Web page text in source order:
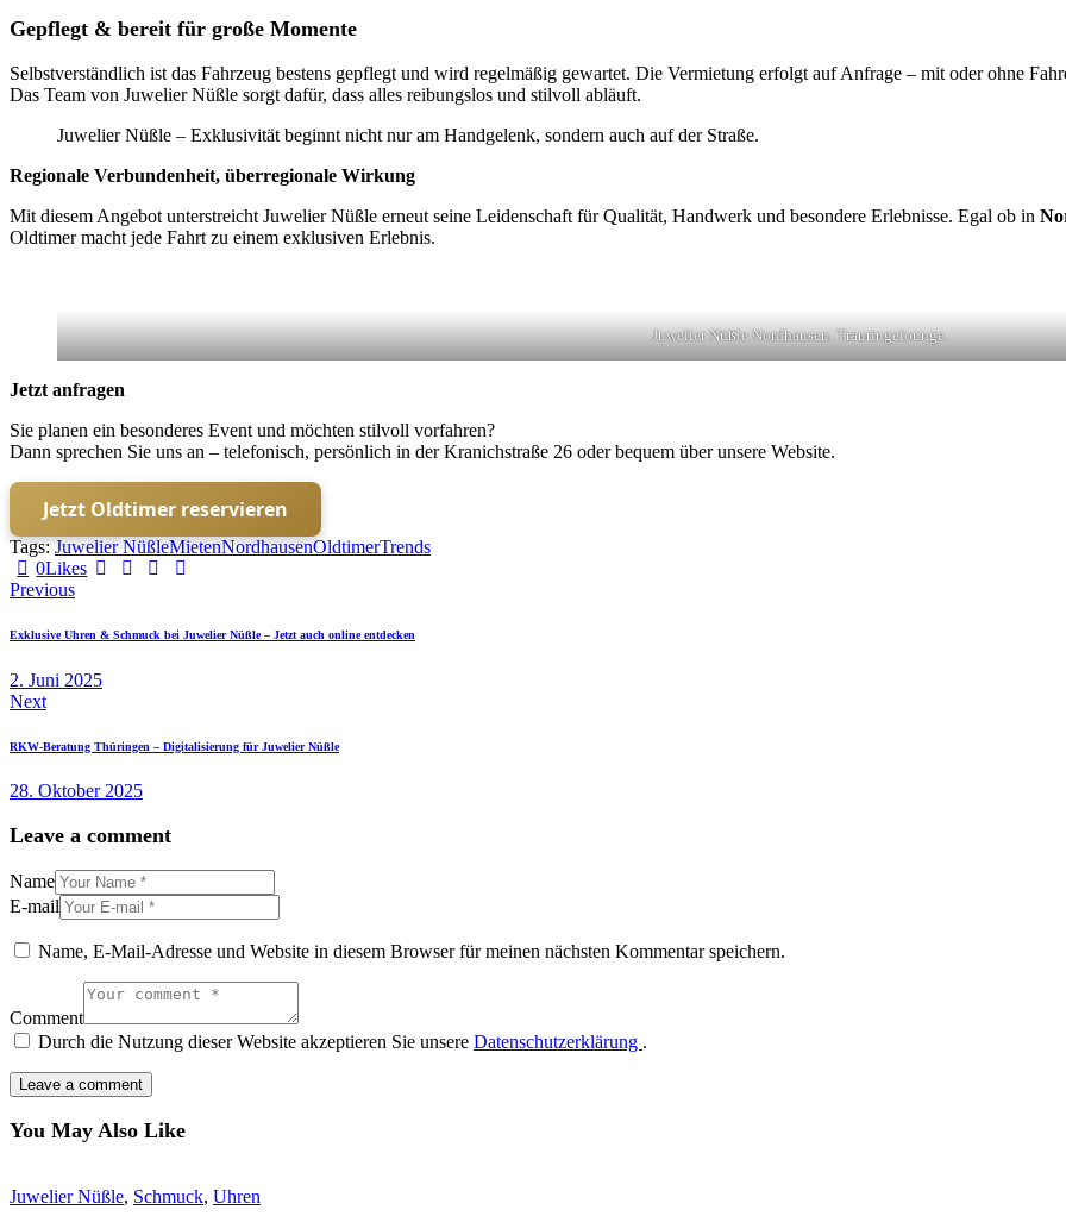
Gepflegt & bereit für große Momente
Selbstverständlich ist das Fahrzeug bestens gepflegt und wird regelmäßig gewartet. Die Vermietung erfolgt auf Anfrage – mit oder ohne
Das Team von Juwelier Nüßle sorgt dafür, dass alles reibungslos und stilvoll abläuft.
Juwelier Nüßle – Exklusivität beginnt nicht nur am Handgelenk, sondern auch auf der Straße.
Regionale Verbundenheit, überregionale Wirkung
Mit diesem Angebot unterstreicht Juwelier Nüßle erneut seine Leidenschaft für Qualität, Handwerk und besondere Erlebnisse. Egal ob in
Oldtimer macht jede Fahrt zu einem exklusiven Erlebnis.
Juwelier Nüßle Nordhausen. Trauringelounge.
Jetzt anfragen
Sie planen ein besonderes Event und möchten stilvoll vorfahren?
Dann sprechen Sie uns an – telefonisch, persönlich in der Kranichstraße 26 oder bequem über unsere Website.
Jetzt Oldtimer reservieren
Tags: Juwelier NüßleMietenNordhausenOldtimerTrends
0Likes
Beitragsnavigation
Previous
Exklusive Uhren & Schmuck bei Juwelier Nüßle – Jetzt auch online entdecken
2. Juni 2025
Next
RKW-Beratung Thüringen – Digitalisierung für Juwelier Nüßle
28. Oktober 2025
Leave a comment
Name
E-mail
Name, E-Mail-Adresse und Website in diesem Browser für meinen nächsten Kommentar speichern.
Comment
Durch die Nutzung dieser Website akzeptieren Sie unsere Datenschutzerklärung .
You May Also Like
Juwelier Nüßle, Schmuck, Uhren